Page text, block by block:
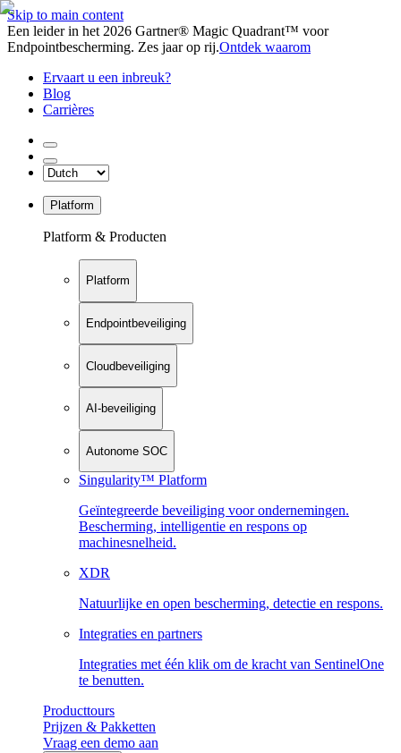
Skip to main content
Een leider in het 2026 Gartner® Magic Quadrant™ voor
Endpointbescherming. Zes jaar op rij.Ontdek waarom
Ervaart u een inbreuk?
Blog
Carrières
Platform
Platform & Producten
Platform
Endpointbeveiliging
Cloudbeveiliging
AI-beveiliging
Autonome SOC
Singularity™ Platform
Geïntegreerde beveiliging voor ondernemingen.
Bescherming, intelligentie en respons op
machinesnelheid.
XDR
Natuurlijke en open bescherming, detectie en respons.
Integraties en partners
Integraties met één klik om de kracht van SentinelOne
te benutten.
Producttours
Prijzen & Pakketten
Vraag een demo aan